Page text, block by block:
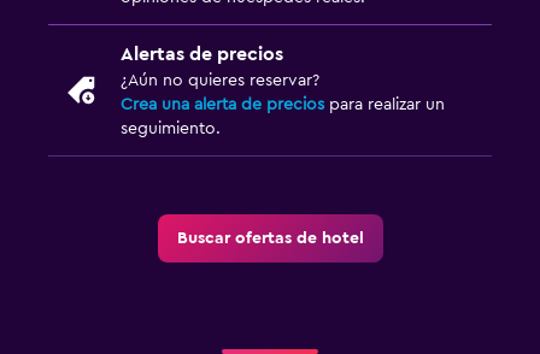
Alertas de precios
¿Aún no quieres reservar?
Crea una alerta de precios para realizar un
seguimiento.
Buscar ofertas de hotel